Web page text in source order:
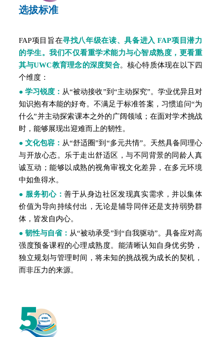
选拔标准
FAP项目旨在寻找八年级在读、具备进入FAP项目潜力
的学生。我们不仅看重学术能力与心智成熟度，更看重
其与UWC教育理念的深度契合。核心特质体现在以下四
个维度：
● 学习锐度： 从“被动接收”到“主动探究”。 学业优异且对
知识抱有本能的好奇。不满足于标准答案，习惯追问“为
什么”并主动探索课本之外的广阔领域；在面对学术挑战
时，能够展现出迎难而上的韧性。
●文化包容： 从“舒适圈”到“多元共情”。天然具备同理心
与开放心态。乐于走出舒适区，与不同背景的同龄人真
诚互动；能够以成熟的视角审视文化差异，在多元环境
中如鱼得水。
● 服务初心：善于从身边社区发现真实需求，并以集体
价值为导向持续付出，无论是辅导同伴还是支持弱势群
体，皆发自内心。
●韧性与自省： 从“被动承受”到“自我驱动”。具备应对高
强度预备课程的心理成熟度。能清晰认知自身优劣势，
独立规划与管理时间，将未知的挑战视为成长的契机，
而非压力的来源。